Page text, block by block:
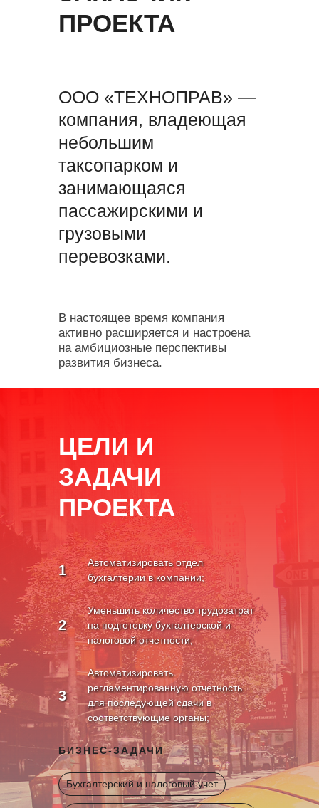
ПРОЕКТА
ООО «ТЕХНОПРАВ» —
компания, владеющая
небольшим
таксопарком и
занимающаяся
пассажирскими и
грузовыми
перевозками.
В настоящее время компания
активно расширяется и настроена
на амбициозные перспективы
развития бизнеса.
ЦЕЛИ И
ЗАДАЧИ
ПРОЕКТА
1
Автоматизировать отдел
бухгалтерии в компании;
2
Уменьшить количество трудозатрат
на подготовку бухгалтерской и
налоговой отчетности;
3
Автоматизировать
регламентированную отчетность
для последующей сдачи в
соответствующие органы;
БИЗНЕС-ЗАДАЧИ
Бухгалтерский и налоговый учет